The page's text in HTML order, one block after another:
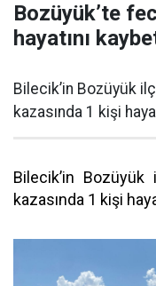
Bozüyük’te
hayatını
Bilecik’in Bozüyük
kazasında 1 kişi
Bilecik’in
kazasında 1 kişi